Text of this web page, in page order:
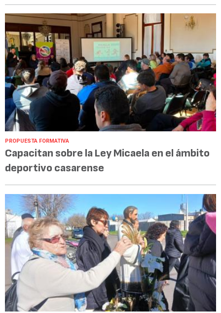
PROPUESTA FORMATIVA
Capacitan sobre la Ley Micaela en el ámbito
deportivo casarense